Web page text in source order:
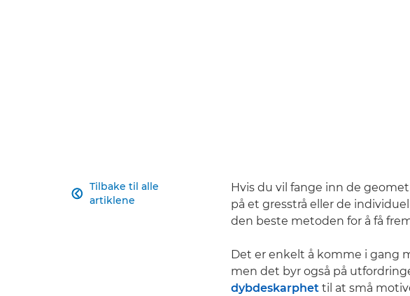
Tilbake til alle
artiklene

Hvis du vil fange inn de
på et gresstrå eller de
den beste metoden for å få
Det er enkelt å komme i gang
men det byr også på
dybdeskarphet til at små